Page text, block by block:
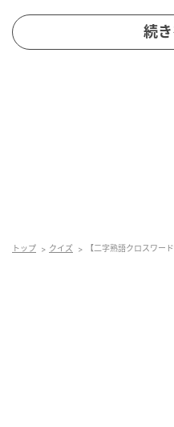
正解を知りたい人は、も
ださい。
続
トップ クイズ 【二字熟語クロスワー